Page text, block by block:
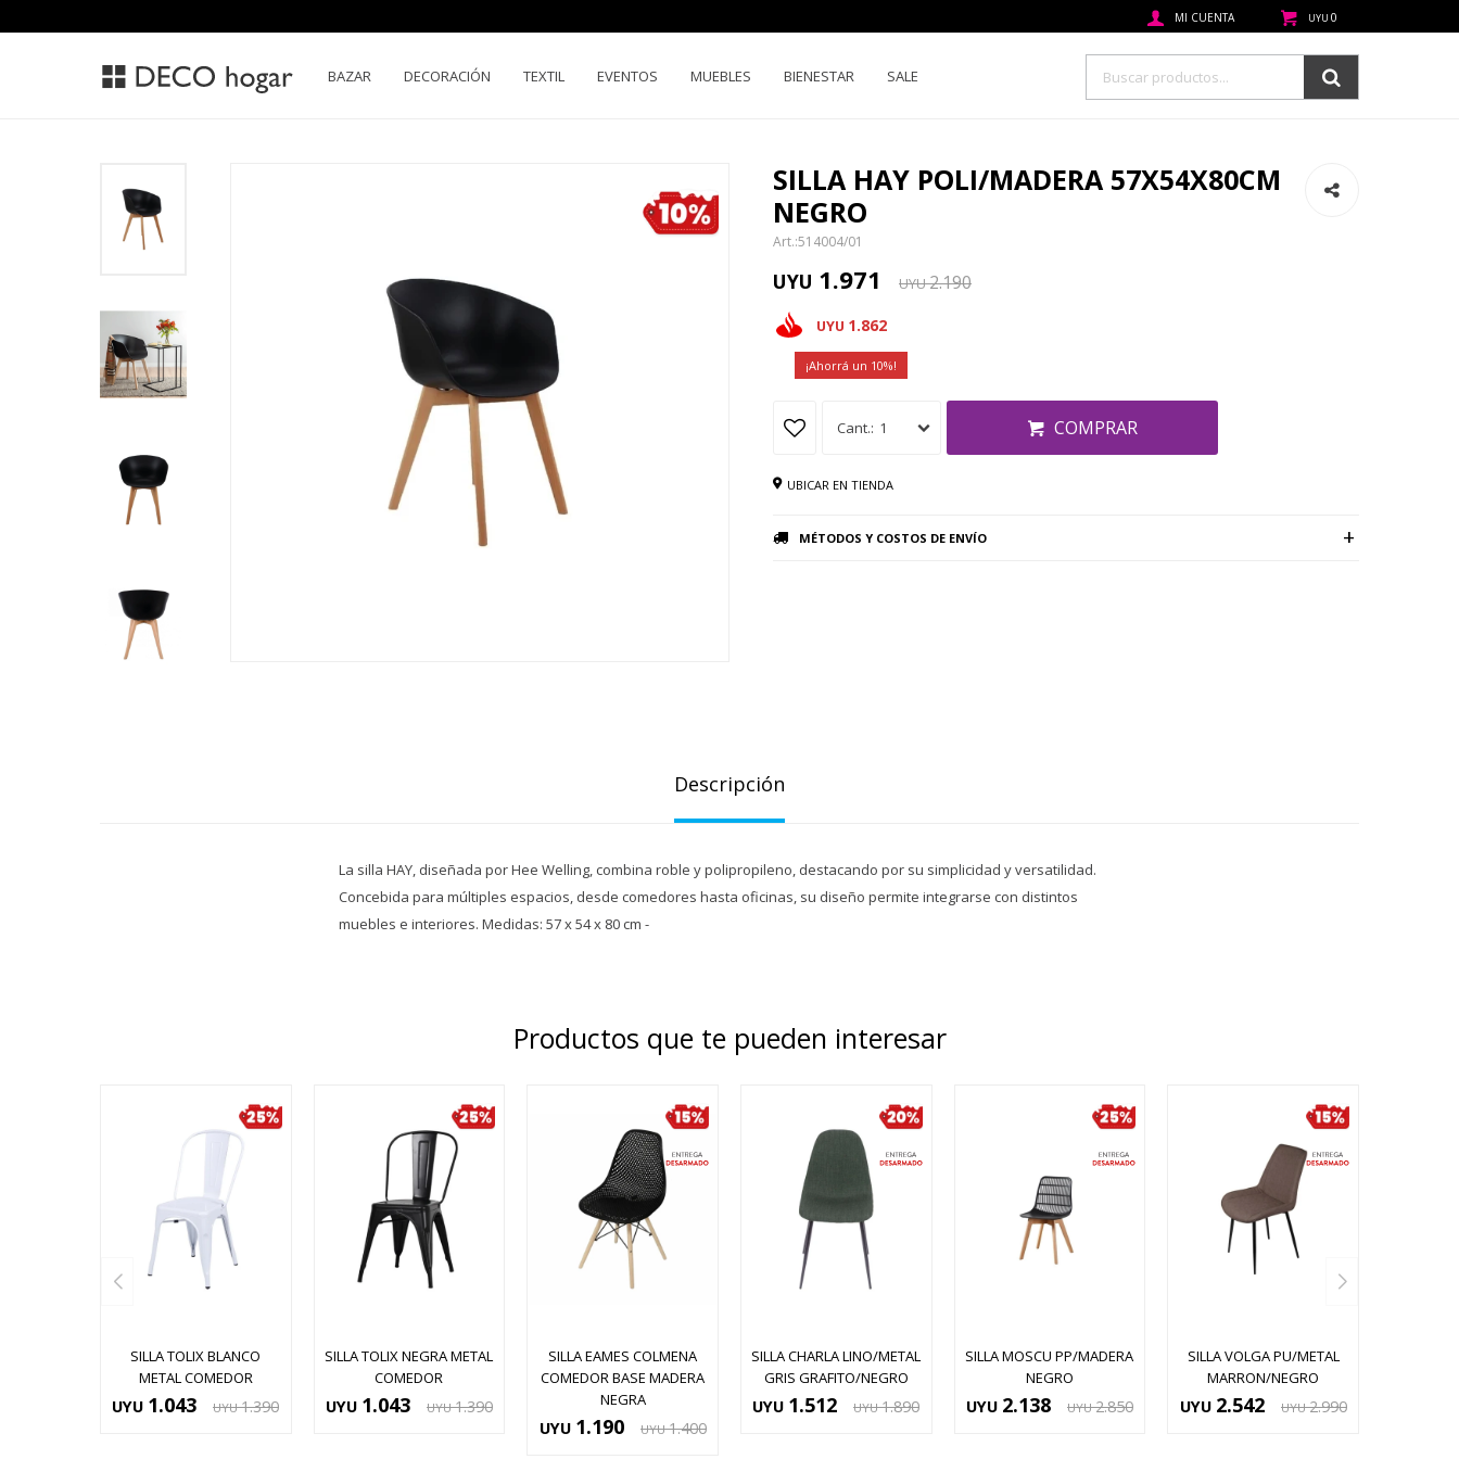
BAZAR DECORACIÓN TEXTIL EVENTOS MUEBLES BIENESTAR SALE
UYU 0
SILLA HAY POLI/MADERA 57X54X80CM
NEGRO
514004/01
UYU 1.971 UYU2.190
UYU 1.862
10
1 COMPRAR
UBICAR EN TIENDA
MÉTODOS Y COSTOS DE ENVÍO
Descripción
La silla HAY, diseñada por Hee Welling, combina roble y polipropileno, destacando por su simplicidad y versatilidad.
Concebida para múltiples espacios, desde comedores hasta oficinas, su diseño permite integrarse con distintos
muebles e interiores. Medidas: 57 x 54 x 80 cm -
Productos que te pueden interesar
SILLA TOLIX BLANCO
METAL COMEDOR
UYU 1.043 UYU 1.390
SILLA TOLIX NEGRA METAL
COMEDOR
UYU 1.043 UYU 1.390
SILLA EAMES COLMENA
COMEDOR BASE MADERA
NEGRA
UYU 1.190 UYU 1.400
SILLA CHARLA LINO/METAL
GRIS GRAFITO/NEGRO
UYU 1.512 UYU 1.890
SILLA MOSCU PP/MADERA
NEGRO
UYU 2.138 UYU 2.850
SILLA VOLGA PU/METAL
MARRON/NEGRO
UYU 2.542 UYU 2.990